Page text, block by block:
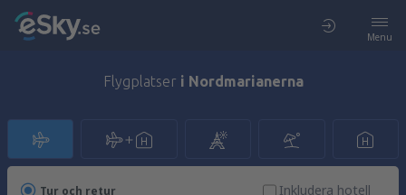
Menu
Flygplatser i Nordmarianerna
Tur och retur
Inkludera hotell